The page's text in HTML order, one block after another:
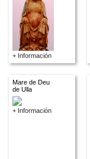
+ Información
Mare de Deu
de Ulla
+ Información